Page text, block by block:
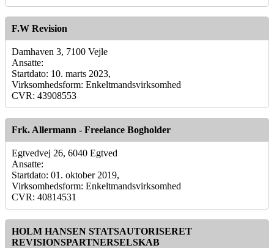
F.W Revision
Damhaven 3, 7100 Vejle
Ansatte:
Startdato: 10. marts 2023,
Virksomhedsform: Enkeltmandsvirksomhed
CVR: 43908553
Frk. Allermann - Freelance Bogholder
Egtvedvej 26, 6040 Egtved
Ansatte:
Startdato: 01. oktober 2019,
Virksomhedsform: Enkeltmandsvirksomhed
CVR: 40814531
HOLM HANSEN STATSAUTORISERET
REVISIONSPARTNERSELSKAB